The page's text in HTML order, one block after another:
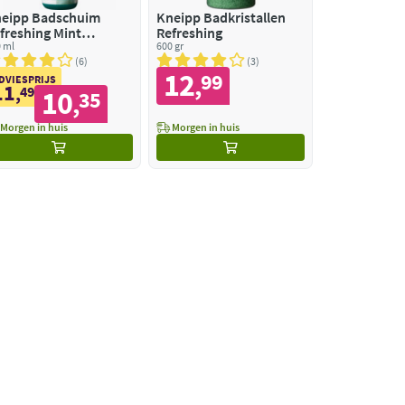
Badschuim
Mint
ml
6
,49 10,35
in huis
Kneipp Badkristallen
Refreshing
600 gr
3
12,99
Morgen in huis